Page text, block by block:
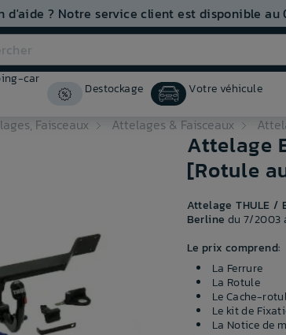
d'aide ? Notre service client est disponible au
car
Destockage Votre véhicule
Faisceaux Attelages & Faisceaux
Attelage
[Rotule
Attelage THULE /
Berline du 7/2003
Le prix comprend:
La Ferrure
La Rotule
Le Cache-
Le kit de
La Notice de